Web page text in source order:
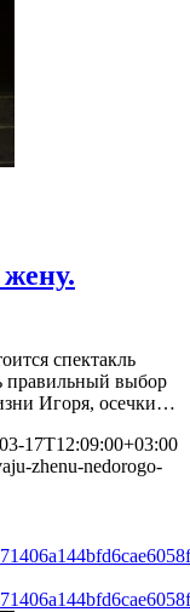
спектакль
правильный выбор
Игоря, осечки…
17T12:09:00+03:00
zhenu-nedorogo-